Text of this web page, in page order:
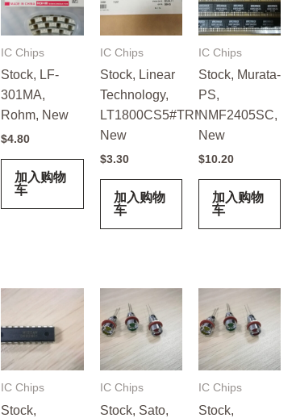
IC Chips
Stock, LF-
301MA,
Rohm, New
$4.80
加入购物
车
IC Chips
Stock, Linear
Technology,
LT1800CS5#TRMPBF,
New
$3.30
加入购物
车
IC Chips
Stock, Murata-
PS,
NMF2405SC,
New
$10.20
加入购物
车
IC Chips
Stock,
IC Chips
Stock, Sato,
IC Chips
Stock,